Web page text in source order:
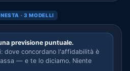
· 3 MODELLI
previsione puntuale.
dove concordano l'affidabilità è
— e te lo diciamo. Niente